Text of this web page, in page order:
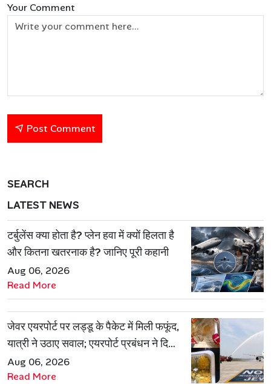
Your Comment
Post Comment
SEARCH
LATEST NEWS
टर्बुलेंस क्या होता है? प्लेन हवा में क्यों हिलता है
और कितना खतरनाक है? जानिए पूरी कहानी
Aug 06, 2026
Read More
जेवर एयरपोर्ट पर लड्डू के पैकेट में मिली फफूंद,
यात्री ने उठाए सवाल; एयरपोर्ट प्रबंधन ने दिया
जवाब
Aug 06, 2026
Read More